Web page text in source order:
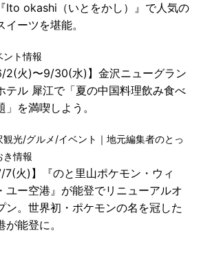
Ito okashi（いとをかし）』で人気の
イーツを堪能。
ント情報
6/2(火)〜9/30(水)】金沢ニューグラン
テル 犀江で「夏の中国料理飲み食べ
」を満喫しよう。
観光/グルメ/イベント｜地元編集者のとっ
き情報
7(火)】『のと里山ポケモン・ウィ
ユー空港』が能登でリニューアルオ
ン。世界初・ポケモンの名を冠した
が能登に。